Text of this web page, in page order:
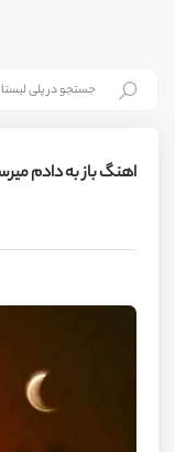
اهنگ باز به دادم